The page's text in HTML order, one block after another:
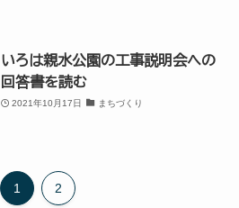
いろは親水公園の工事説明会への
回答書を読む
2021年10月17日 まちづくり
1 2